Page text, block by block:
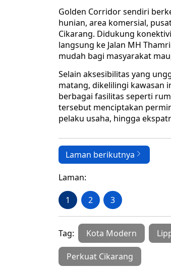
Golden Corridor sendiri
hunian, area komersial,
Cikarang. Didukung
langsung ke Jalan MH
mudah bagi masyarakat
Selain aksesibilitas yang
matang, dikelilingi kawasan
berbagai fasilitas seperti
tersebut menciptakan
pelaku usaha, hingga
Laman berikutnya
Laman:
1 2 3
Tag: Kota Modern
Perkuat Cikarang